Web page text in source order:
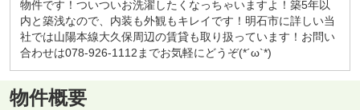
物件です！ついついお洗濯したくなっちゃいますよ！築5年以
内と築浅なので、内装も外観もキレイです！明石市に詳しい当
社では山陽本線大久保周辺の賃貸も取り扱っています！お問い
合わせは078-926-1112までお気軽にどうぞ(*´ω`*)
物件概要